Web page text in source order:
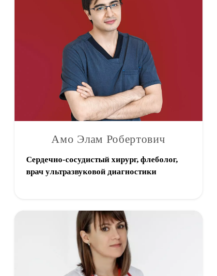
Амо Элам Робертович
Сердечно-сосудистый хирург, флеболог,
врач ультразвуковой диагностики